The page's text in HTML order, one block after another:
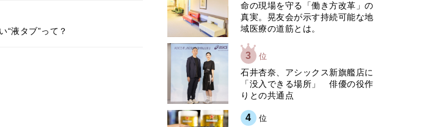
“液タブ”って？
​命の現場を守る「働き方改革」の
真実。晃友会が示す持続可能な地
域医療の道筋とは。
3 位
石井杏奈、アシックス新旗艦店に
「没入できる場所」 俳優の役作
りとの共通点
4 位